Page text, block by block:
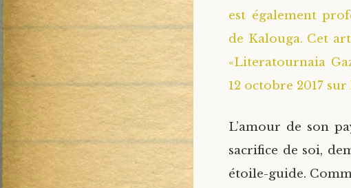
est également
de Kalouga. Cet
«Literatournaia
12 octobre 2017
L’amour de son
sacrifice de soi,
étoile-guide.